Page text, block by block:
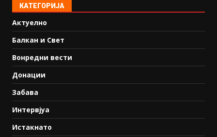
КАТЕГОРИЈА
Актуелно
Балкан и Свет
Вонредни вести
Донации
Забава
Интервјуа
Истакнато